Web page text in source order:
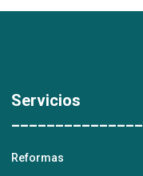
Servicios
_______________
Reformas